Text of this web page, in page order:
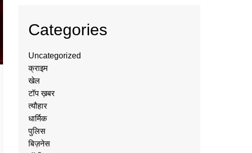
Categories
Uncategorized
क्राइम
खेल
टॉप ख़बर
त्यौहार
धार्मिक
पुलिस
बिज़नेस